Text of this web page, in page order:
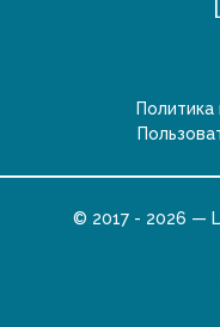
© 2017 - 2026 —